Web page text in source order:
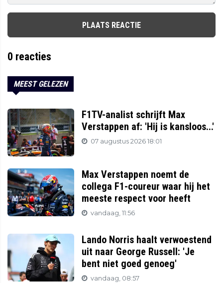
PLAATS REACTIE
0 reacties
MEEST GELEZEN
F1TV-analist schrijft Max
Verstappen af: 'Hij is kansloos...'
07 augustus 2026 18:01
Max Verstappen noemt de
collega F1-coureur waar hij het
meeste respect voor heeft
vandaag, 11:56
Lando Norris haalt verwoestend
uit naar George Russell: 'Je
bent niet goed genoeg'
vandaag, 08:57